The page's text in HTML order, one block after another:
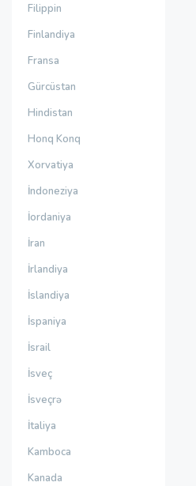
Filippin
Finlandiya
Fransa
Gürcüstan
Hindistan
Honq Konq
Xorvatiya
İndoneziya
İordaniya
İran
İrlandiya
İslandiya
İspaniya
İsrail
İsveç
İsveçrə
İtaliya
Kamboca
Kanada